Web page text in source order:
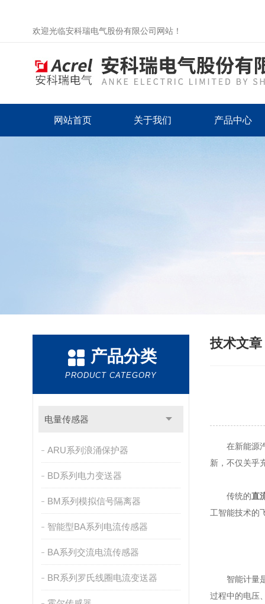
欢迎光临安科瑞电气股份有限公司网站！
网站首页 关于我们 产品中心
产品分类
PRODUCT CATEGORY
电量传感器
ARU系列浪涌保护器
BD系列电力变送器
BM系列模拟信号隔离器
智能型BA系列电流传感器
BA系列交流电流传感器
BR系列罗氏线圈电流变送器
技术文章
在新能源汽
新，不仅关乎
传统的直
工智能技术的
智能计量是
过程中的电压